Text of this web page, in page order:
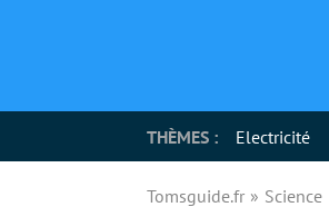
THÈMES : Electricité
Tomsguide.fr Science